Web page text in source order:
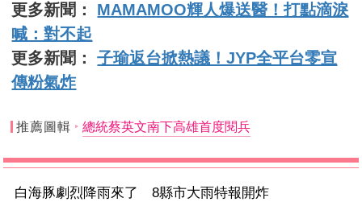
更多新聞： MAMAMOO輝人爆送醫！打點滴淚
喊：對不起
更多新聞：子瑜返台掀熱議！JYP全平台零宣
傳粉氣炸
推薦圖輯 總統蔡英文南下高雄首度閱兵
白海豚劇烈降雨來了 8縣市大雨特報開炸